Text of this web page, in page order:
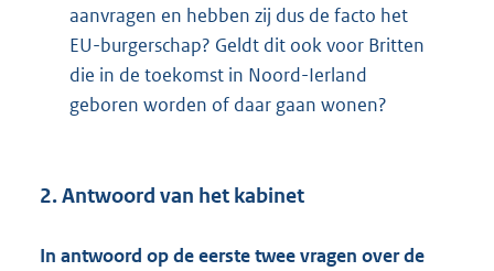
aanvragen en hebben zij dus de facto het
EU-burgerschap? Geldt dit ook voor Britten
die in de toekomst in Noord-Ierland
geboren worden of daar gaan wonen?
2. Antwoord van het kabinet
In antwoord op de eerste twee vragen over de